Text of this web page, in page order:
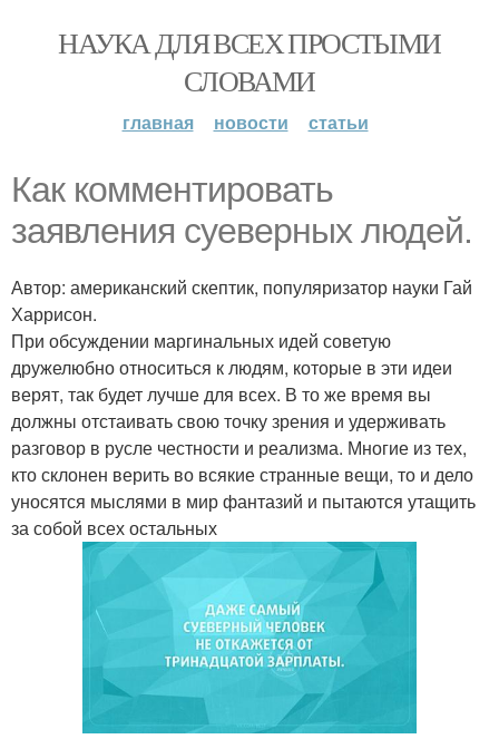
НАУКА ДЛЯ ВСЕХ ПРОСТЫМИ
СЛОВАМИ
главная новости статьи
Как комментировать
заявления суеверных людей.
Автор: американский скептик, популяризатор науки Гай
Харрисон.
При обсуждении маргинальных идей советую
дружелюбно относиться к людям, которые в эти идеи
верят, так будет лучше для всех. В то же время вы
должны отстаивать свою точку зрения и удерживать
разговор в русле честности и реализма. Многие из тех,
кто склонен верить во всякие странные вещи, то и дело
уносятся мыслями в мир фантазий и пытаются утащить
за собой всех остальных